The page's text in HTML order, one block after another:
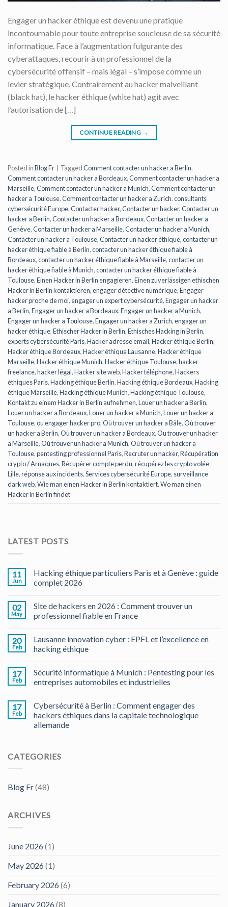
Engager un hacker éthique est devenu une pratique
incontournable pour toute entreprise soucieuse de sa sécurité
informatique. Face à l’augmentation fulgurante des
cyberattaques, recourir à un professionnel de la
cybersécurité offensif – mais légal – s’impose comme un
levier stratégique. Contrairement au hacker malveillant
(black hat), le hacker éthique (white hat) agit avec
l’autorisation de […]
CONTINUE READING →
Posted inBlog Fr | TaggedComment contacter un hacker a Berlin,
Comment contacter un hacker a Bordeaux,Comment contacter un hacker a
Marseille,Comment contacter un hacker a Munich,Comment contacter un
hacker a Toulouse,Comment contacter un hacker a Zurich,consultants
cybersécurité Europe,Contacter hacker,Contacter un hacker,Contacter un
hacker a Berlin,Contacter un hacker a Bordeaux,Contacter un hacker a
Genève,Contacter un hacker a Marseille,Contacter un hacker a Munich,
Contacter un hacker a Toulouse,Contacter un hacker éthique,contacter un
hacker éthique fiable à Berlin,contacter un hacker éthique fiable à
Bordeaux,contacter un hacker éthique fiable à Marseille,contacter un
hacker éthique fiable à Munich,contacter un hacker éthique fiable à
Toulouse,Einen Hacker in Berlin engagieren,Einen zuverlässigen ethischen
Hacker in Berlin kontaktieren,engager détective numérique,Engager
hacker proche de moi,engager un expert cybersécurité,Engager un hacker
a Berlin,Engager un hacker a Bordeaux,Engager un hacker a Munich,
Engager un hacker a Toulouse,Engager un hacker a Zurich,engager un
hacker éthique,Ethischer Hacker in Berlin,Ethisches Hacking in Berlin,
experts cybersécurité Paris,Hacker adresse email,Hacker éthique Berlin,
Hacker éthique Bordeaux,Hacker éthique Lausanne,Hacker éthique
Marseille,Hacker éthique Munich,Hacker éthique Toulouse,hacker
freelance,hacker légal,Hacker site web,Hacker téléphone,Hackers
éthiques Paris,Hacking éthique Berlin,Hacking éthique Bordeaux,Hacking
éthique Marseille,Hacking éthique Munich,Hacking éthique Toulouse,
Kontakt zu einem Hacker in Berlin aufnehmen,Louer un hacker a Berlin,
Louer un hacker a Bordeaux,Louer un hacker a Munich,Louer un hacker a
Toulouse,ou engager hacker pro,Où trouver un hacker a Bâle,Où trouver
un hacker a Berlin,Où trouver un hacker a Bordeaux,Ou trouver un hacker
a Marseille,Où trouver un hacker a Munich,Où trouver un hacker a
Toulouse,pentesting professionnel Paris,Recruter un hacker,Récupération
crypto / Arnaques,Récupérer compte perdu,récupérez les crypto volée
Lille,réponse aux incidents,Services cybersécurité Europe, surveillance
dark web,Wie man einen Hacker in Berlin kontaktiert,Wo man einen
Hacker in Berlin findet
LATEST POSTS
11
Jun
Hacking éthique particuliers Paris et à Genève : guide
complet 2026
02
May
Site de hackers en 2026 : Comment trouver un
professionnel fiable en France
20
Feb
Lausanne innovation cyber : EPFL et l’excellence en
hacking éthique
17
Feb
Sécurité informatique à Munich : Pentesting pour les
entreprises automobiles et industrielles
17
Feb
Cybersécurité à Berlin : Comment engager des
hackers éthiques dans la capitale technologique
allemande
CATEGORIES
Blog Fr(48)
ARCHIVES
June 2026(1)
May 2026(1)
February 2026(6)
January 2026(8)